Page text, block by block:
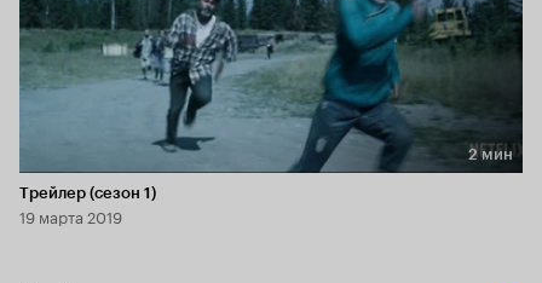
Длительность 2 мин
2 мин
Трейлер (сезон 1)
19 марта 2019